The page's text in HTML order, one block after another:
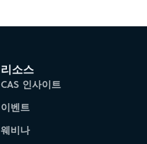
리소스
CAS 인사이트
이벤트
웨비나